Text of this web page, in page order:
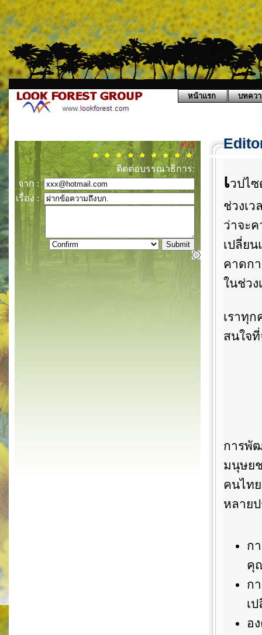
หน้าแรก บทคว
#212
ติดต่อบรรณาธิการ:
จาก :
เรื่อง :
เวปไ
ช่วงเ
ว่าจะ
เปลี่ย
คาดก
ในช่วง
เราทุ
สนใจ
การพั
มนุษย
คนไท
หลาย
ก
คุ
ก
เ
อ